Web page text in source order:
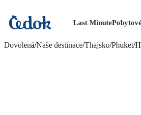
Last Minute
Dovolená/Naše destinace/Thajsko/Phuket/